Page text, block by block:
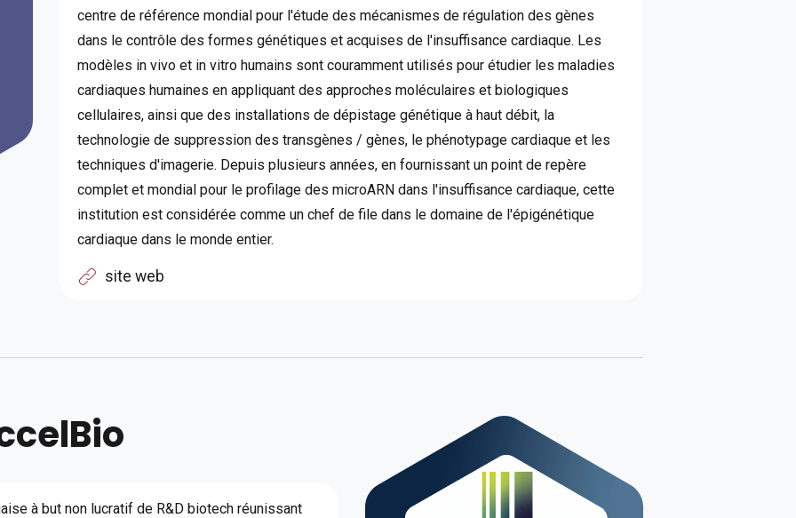
centre de référence mondial pour l'étude des mécanismes de régulation des gènes
dans le contrôle des formes génétiques et acquises de l'insuffisance cardiaque. Les
modèles in vivo et in vitro humains sont couramment utilisés pour étudier les maladies
cardiaques humaines en appliquant des approches moléculaires et biologiques
cellulaires, ainsi que des installations de dépistage génétique à haut débit, la
technologie de suppression des transgènes / gènes, le phénotypage cardiaque et les
techniques d'imagerie. Depuis plusieurs années, en fournissant un point de repère
complet et mondial pour le profilage des microARN dans l'insuffisance cardiaque, cette
institution est considérée comme un chef de file dans le domaine de l'épigénétique
cardiaque dans le monde entier.
site web
à but non lucratif de R&D biotech réunissant